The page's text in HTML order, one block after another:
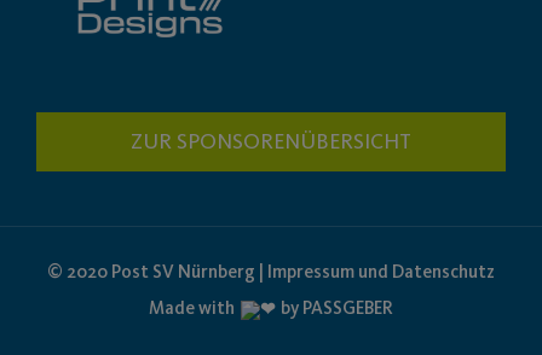
ZUR SPONSORENÜBERSICHT
© 2020 Post SV Nürnberg | Impressum und Datenschutz
Made with
by PASSGEBER